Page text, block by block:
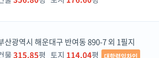
산광역시 해운대구 반여동 890-7 외 1필지
물315.85평 토지 114.04평